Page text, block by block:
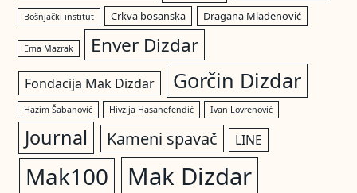
Bošnjački institut Crkva bosanska Dragana Mladenović
Ema Mazrak Enver Dizdar
Fondacija Mak Dizdar Gorčin Dizdar
Hazim Šabanović Hivzija Hasanefendić Ivan Lovrenović
Journal Kameni spavač LINE
Mak100 Mak Dizdar